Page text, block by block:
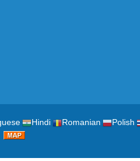
Hindi Romanian Polish